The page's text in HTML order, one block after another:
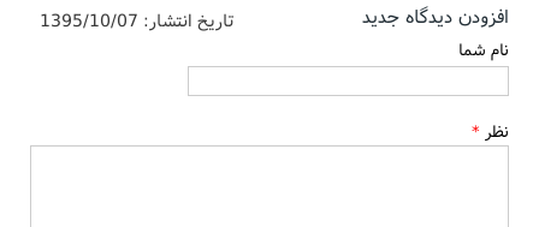
تاریخ انتشار: 1395/10/07 افزودن دیدگاه جدید
نام شما
نظر *